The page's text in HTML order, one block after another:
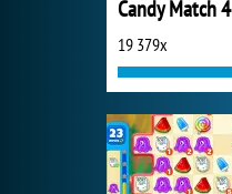
Candy Match 4
19 379x